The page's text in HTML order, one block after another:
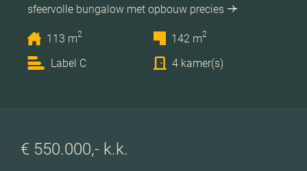
sfeervolle bungalow met opbouw precies
113 m2 142 m2
Label C 4 kamer(s)
€ 550.000,- k.k.